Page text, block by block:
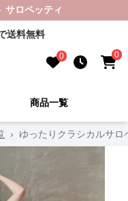
サロペッティ
送料無料
0 0
商品一覧
› ゆったりクラシカルサロ